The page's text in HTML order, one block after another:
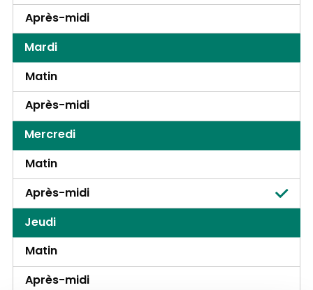
Après-midi
Mardi
Matin
Après-midi
Mercredi
Matin
Après-midi
Jeudi
Matin
Après-midi